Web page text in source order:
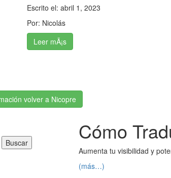
Escrito el: abril 1, 2023
Por: Nicolás
Leer mÃ¡s
volver a Nicopre
Cómo
Aumenta tu visibilidad y
(más…)